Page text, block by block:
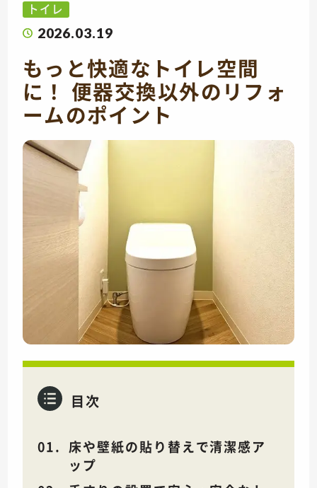
トイレ
2026.03.19
もっと快適なトイレ空間
に！ 便器交換以外のリフォ
ームのポイント
目次
床や壁紙の貼り替えで清潔感ア
ップ